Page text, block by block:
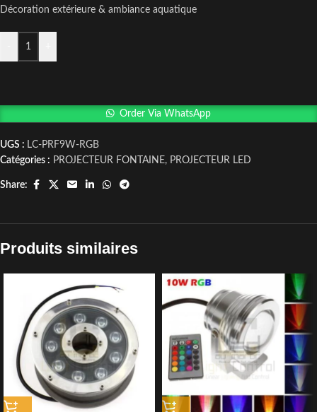
Décoration extérieure & ambiance aquatique
Order Via WhatsApp
UGS : LC-PRF9W-RGB
Catégories : PROJECTEUR FONTAINE, PROJECTEUR LED
Share:
Produits similaires